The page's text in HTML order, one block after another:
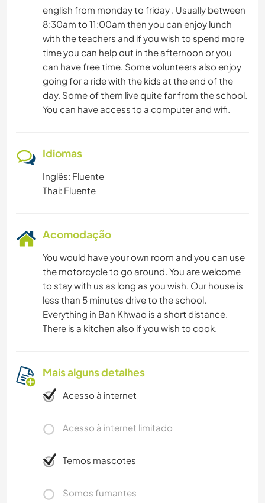
english from monday to friday . Usually between
8:30am to 11:00am then you can enjoy lunch
with the teachers and if you wish to spend more
time you can help out in the afternoon or you
can have free time. Some volunteers also enjoy
going for a ride with the kids at the end of the
day. Some of them live quite far from the school.
You can have access to a computer and wifi.
Idiomas
Inglês: Fluente
Thai: Fluente
Acomodação
You would have your own room and you can use
the motorcycle to go around. You are welcome
to stay with us as long as you wish. Our house is
less than 5 minutes drive to the school.
Everything in Ban Khwao is a short distance.
There is a kitchen also if you wish to cook.
Mais alguns detalhes
Acesso à internet
Acesso à internet limitado
Temos mascotes
Somos fumantes